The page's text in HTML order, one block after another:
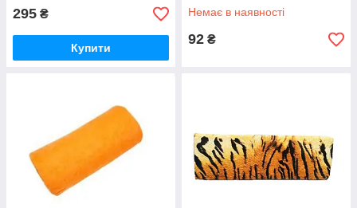
295 ₴
Купити
Немає в наявності
92 ₴